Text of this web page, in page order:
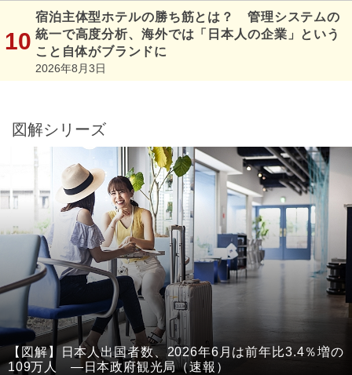
宿泊主体型ホテルの勝ち筋とは？ 管理システムの
統一で高度分析、海外では「日本人の企業」という
こと自体がブランドに
2026年8月3日
図解シリーズ
【図解】日本人出国者数、2026年6月は前年比3.4％増の
109万人 ―日本政府観光局（速報）